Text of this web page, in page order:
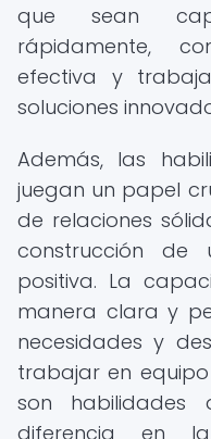
que sean
rápidamente,
efectiva y
soluciones
Además, las
juegan un papel
de relaciones
construcción de
positiva. La
manera clara y
necesidades y
trabajar en
son habilidades
diferencia en